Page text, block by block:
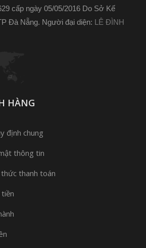
cấp ngày 05/05/2016 Do Sở Kế
Đà Nẵng. Người đại diện: LÊ ĐÌNH
HÀNG
định chung
thông tin
thanh toán
tiền